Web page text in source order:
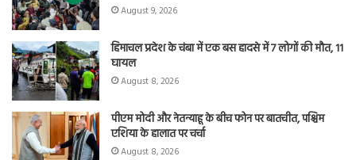
August 9, 2026
हिमाचल प्रदेश के चंबा में एक बस हादसे में 7 लोगों की मौत, 11
घायल
August 8, 2026
पीएम मोदी और नेतन्याहू के बीच फोन पर बातचीत, पश्चिम
एशिया के हालात पर चर्चा
August 8, 2026